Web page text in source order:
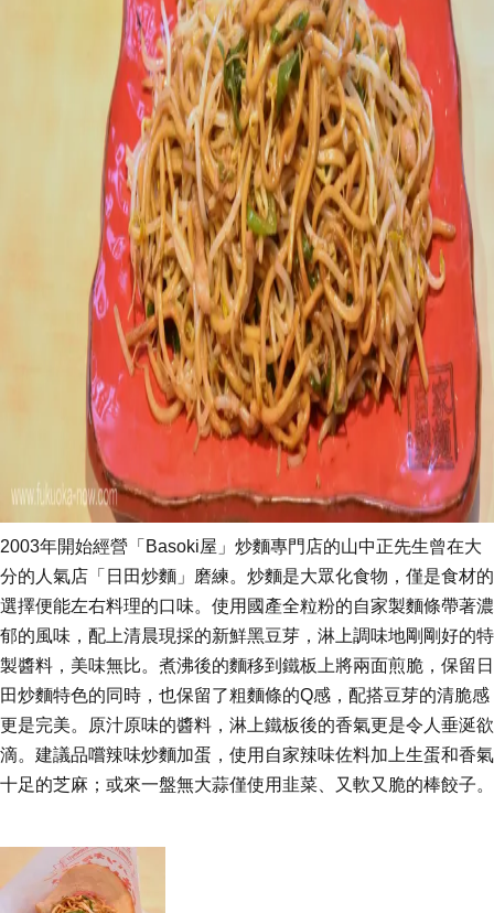
2003年開始經營「Basoki屋」炒麵專門店的山中正先生曾在大
分的人氣店「日田炒麵」磨練。炒麵是大眾化食物，僅是食材的
選擇便能左右料理的口味。使用國產全粒粉的自家製麵條帶著濃
郁的風味，配上清晨現採的新鮮黑豆芽，淋上調味地剛剛好的特
製醬料，美味無比。煮沸後的麵移到鐵板上將兩面煎脆，保留日
田炒麵特色的同時，也保留了粗麵條的Q感，配搭豆芽的清脆感
更是完美。原汁原味的醬料，淋上鐵板後的香氣更是令人垂涎欲
滴。建議品嚐辣味炒麵加蛋，使用自家辣味佐料加上生蛋和香氣
十足的芝麻；或來一盤無大蒜僅使用韭菜、又軟又脆的棒餃子。